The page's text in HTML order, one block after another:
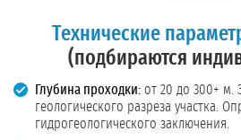
Технические
(подбираются
Глубина проходки: от 20 до 300+ м.
геологического разреза участка.
гидрогеологического заключения.